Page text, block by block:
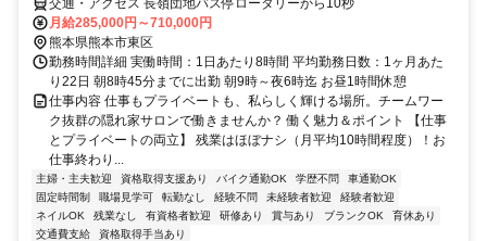
月給285,000円～710,000円
熊本県熊本市東区
勤務時間詳細 実働時間：1日あたり8時間 平均勤務日数：1ヶ月あた
り22日 朝8時45分までに出勤 朝9時～夜6時迄 お昼1時間休憩
仕事内容 仕事もプライベートも、私らしく輝ける場所。チームワー
ク抜群の隠れ家サロンで働きませんか？ 働く魅力＆ポイント 【仕事
とプライベートの両立】 残業はほぼナシ（月平均10時間程度）！お
仕事終わり...
主婦・主夫歓迎 資格取得支援あり バイク通勤OK 学歴不問
車通勤OK
固定時間制
職場見学可 転勤なし 経験不問 未経験者歓迎
経験者歓迎
ネイルOK
残業なし 有資格者歓迎 研修あり 賞与あり ブランクOK
育休あり
交通費支給
資格取得手当あり